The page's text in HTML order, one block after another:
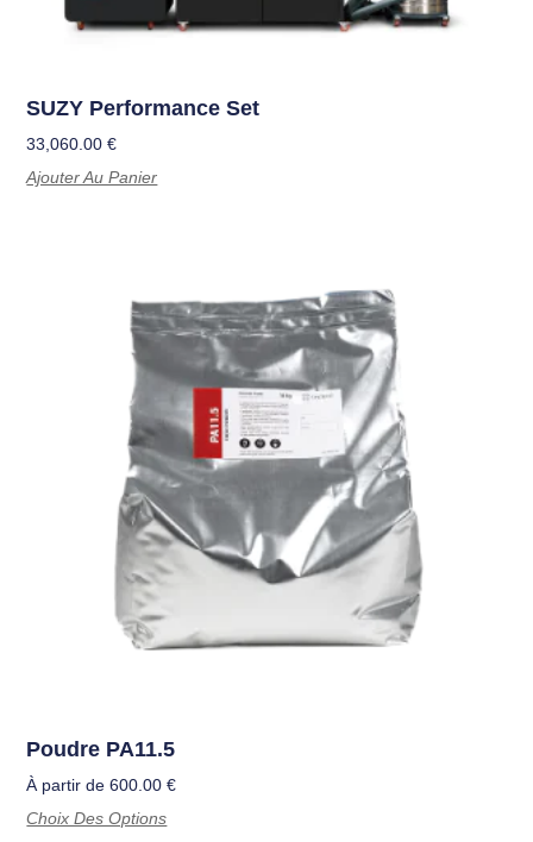
SUZY Performance Set
33,060.00€
Ajouter Au Panier
Poudre PA11.5
À partir de600.00€
Choix Des Options